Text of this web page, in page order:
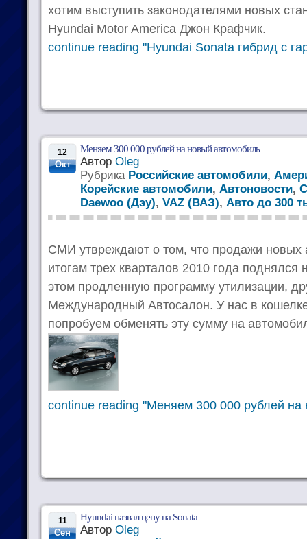
хотим выступить законодателями новых
Hyundai Motor America Джон Крафчик.
continue reading "Hyundai Sonata гибрид с
12
Окт
Меняем 300 000 рублей на новый автомобиль
Автор Oleg
Рубрика Российские автомобили,
Корейские автомобили, Автоновости,
Daewoo (Дэу), VAZ (ВАЗ), Авто до 300
СМИ утвреждают о том, что продажи новых
итогам трех кварталов 2010 года
этом продленную программу утилизации,
Международный Автосалон. У нас в
попробуем обменять эту сумму на
continue reading "Меняем 300 000 рублей на
11
Сен
Hyundai назвал цену на Sonata
Автор Oleg